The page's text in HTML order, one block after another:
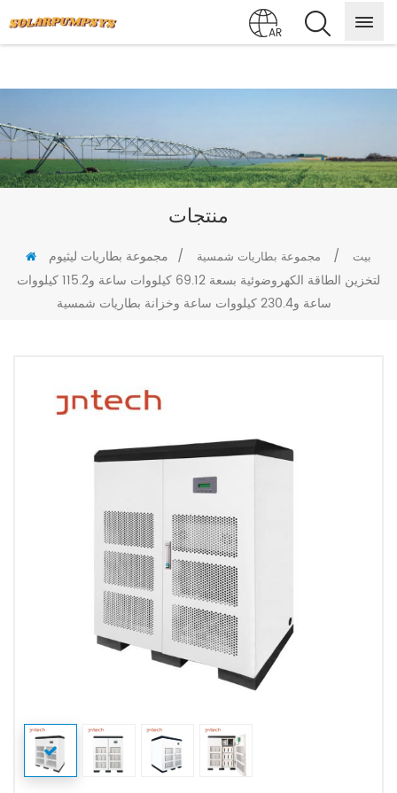
AR
منتجات
بيت / مجموعة بطاريات شمسية / مجموعة بطاريات ليثيوم
لتخزين الطاقة الكهروضوئية بسعة 69.12 كيلووات ساعة و115.2 كيلووات
ساعة و230.4 كيلووات ساعة وخزانة بطاريات شمسية